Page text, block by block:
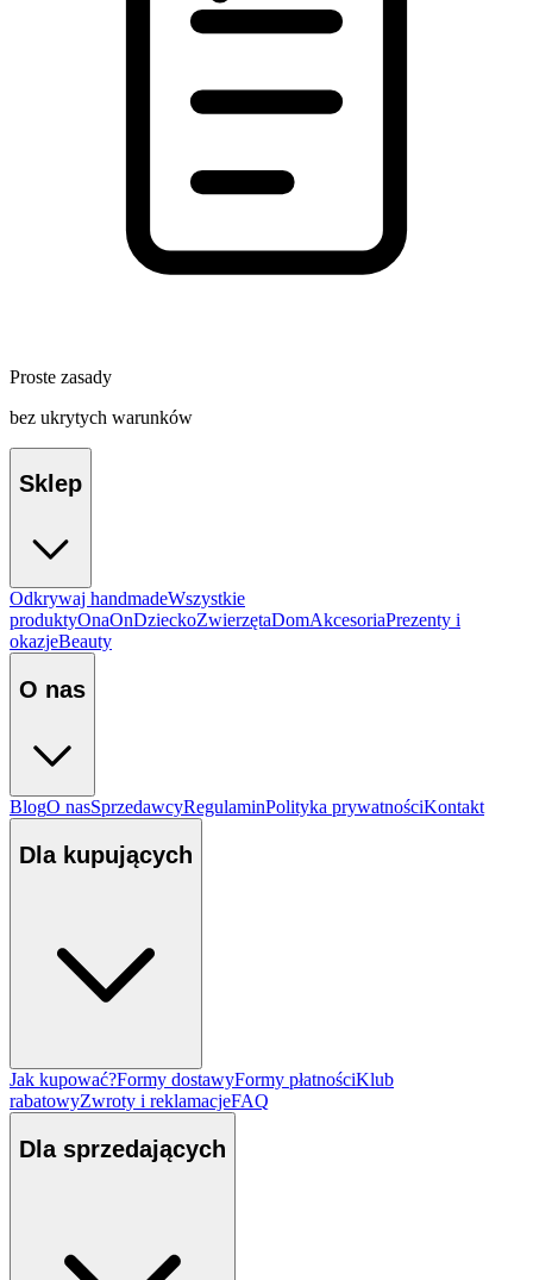
Proste zasady
bez ukrytych warunków
Sklep
Odkrywaj handmadeWszystkie
produktyOnaOnDzieckoZwierzętaDomAkcesoriaPrezenty i
okazjeBeauty
O nas
BlogO nasSprzedawcyRegulaminPolityka prywatnościKontakt
Dla kupujących
Jak kupować?Formy dostawyFormy płatnościKlub
rabatowyZwroty i reklamacjeFAQ
Dla sprzedających